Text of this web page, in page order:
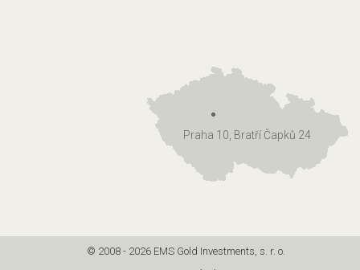
Praha 10, Bratří Čapků 24
© 2008 - 2026 EMS Gold Investments, s. r. o.